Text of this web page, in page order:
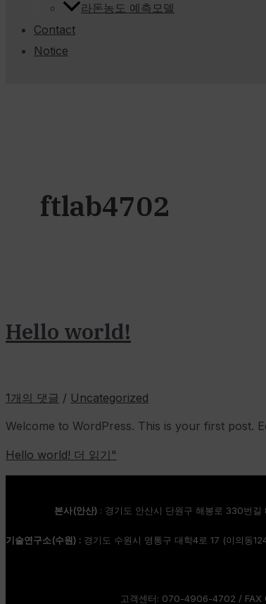
라돈농도 예측모델
Contact
Notice
ftlab4702
Hello world!
1개의 댓글 / Uncategorized
Welcome to WordPress. This is your first post.
Hello world! 더 읽기"
본사(안산): 경기도 안산시 단원구 해봉로 330번길
기술연구소(수원) : 경기도 수원시 영통구 대학4로 17 (이의동
고객센터: 070-4906-4702 / FAX